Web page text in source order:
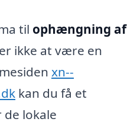
til ophængning af
ikke at være en
xn--
kan du få et
lokale